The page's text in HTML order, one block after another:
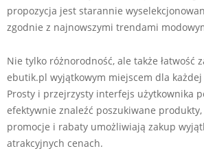
propozycja jest starannie
zgodnie z najnowszymi trendami
Nie tylko różnorodność, ale także łatwość
ebutik.pl wyjątkowym miejscem dla
Prosty i przejrzysty interfejs użytkownika
efektywnie znaleźć poszukiwane
promocje i rabaty umożliwiają zakup
atrakcyjnych cenach.